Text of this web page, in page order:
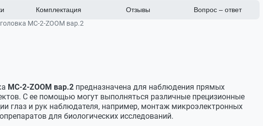
Комплектация Отзывы
Вопрос – ответ
МС-2-ZOOM вар.2
МС-2-ZOOM вар.2 предназначена для наблюдения прямых
С ее помощью могут выполняться различные прецизионные
глаз и рук наблюдателя, например, монтаж микроэлектронных
для биологических исследований.
прямое
по дополнительному заказу